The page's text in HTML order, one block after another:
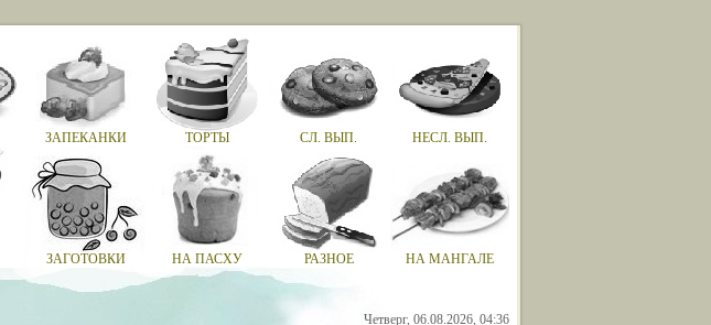
ЗАПЕКАНКИ ТОРТЫ СЛ. ВЫП. НЕСЛ. ВЫП.
ЗАГОТОВКИ НА ПАСХУ РАЗНОЕ НА МАНГАЛЕ
Четверг, 06.08.2026, 04:36